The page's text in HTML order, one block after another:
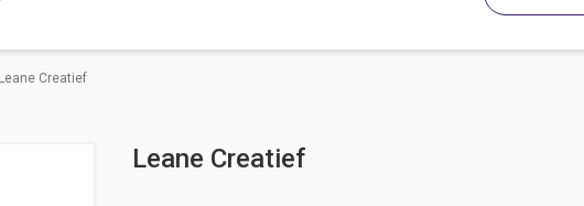
Leane Creatief
Leane Creatief